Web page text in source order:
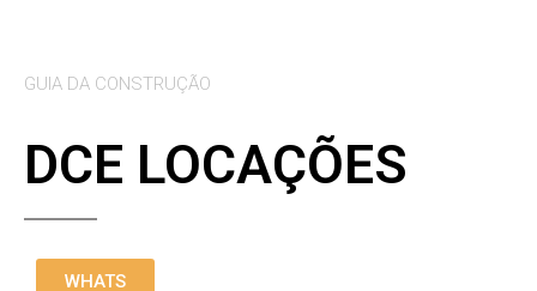
GUIA DA CONSTRUÇÃO
DCE LOCAÇÕES
WHATS